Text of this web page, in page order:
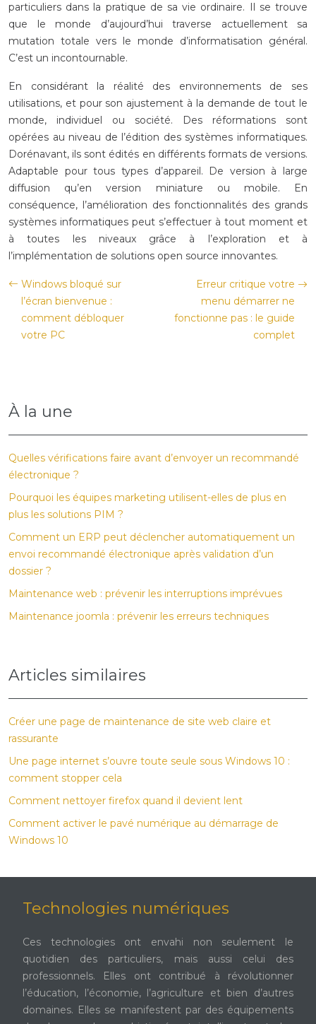
particuliers dans la pratique de sa vie ordinaire. Il se trouve
que le monde d’aujourd’hui traverse actuellement sa
mutation totale vers le monde d’informatisation général.
C’est un incontournable.
En considérant la réalité des environnements de ses
utilisations, et pour son ajustement à la demande de tout le
monde, individuel ou société. Des réformations sont
opérées au niveau de l’édition des systèmes informatiques.
Dorénavant, ils sont édités en différents formats de versions.
Adaptable pour tous types d’appareil. De version à large
diffusion qu’en version miniature ou mobile. En
conséquence, l’amélioration des fonctionnalités des grands
systèmes informatiques peut s’effectuer à tout moment et
à toutes les niveaux grâce à l’exploration et à
l’implémentation de solutions open source innovantes.
Windows bloqué sur
l’écran bienvenue :
comment débloquer
votre PC
Erreur critique votre
menu démarrer ne
fonctionne pas : le guide
complet
À la une
Quelles vérifications faire avant d’envoyer un recommandé
électronique ?
Pourquoi les équipes marketing utilisent-elles de plus en
plus les solutions PIM ?
Comment un ERP peut déclencher automatiquement un
envoi recommandé électronique après validation d’un
dossier ?
Maintenance web : prévenir les interruptions imprévues
Maintenance joomla : prévenir les erreurs techniques
Articles similaires
Créer une page de maintenance de site web claire et
rassurante
Une page internet s’ouvre toute seule sous Windows 10 :
comment stopper cela
Comment nettoyer firefox quand il devient lent
Comment activer le pavé numérique au démarrage de
Windows 10
Technologies numériques
Ces technologies ont envahi non seulement le
quotidien des particuliers, mais aussi celui des
professionnels. Elles ont contribué à révolutionner
l’éducation, l’économie, l’agriculture et bien d’autres
domaines. Elles se manifestent par des équipements